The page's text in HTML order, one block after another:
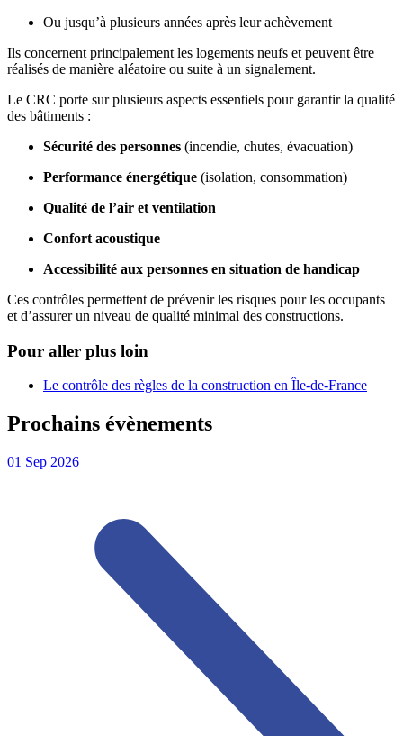
Ou jusqu’à plusieurs années après leur achèvement
Ils concernent principalement les logements neufs et peuvent être
réalisés de manière aléatoire ou suite à un signalement.
Le CRC porte sur plusieurs aspects essentiels pour garantir la qualité
des bâtiments :
Sécurité des personnes (incendie, chutes, évacuation)
Performance énergétique (isolation, consommation)
Qualité de l’air et ventilation
Confort acoustique
Accessibilité aux personnes en situation de handicap
Ces contrôles permettent de prévenir les risques pour les occupants
et d’assurer un niveau de qualité minimal des constructions.
Pour aller plus loin
Le contrôle des règles de la construction en Île-de-France
Prochains évènements
01 Sep 2026